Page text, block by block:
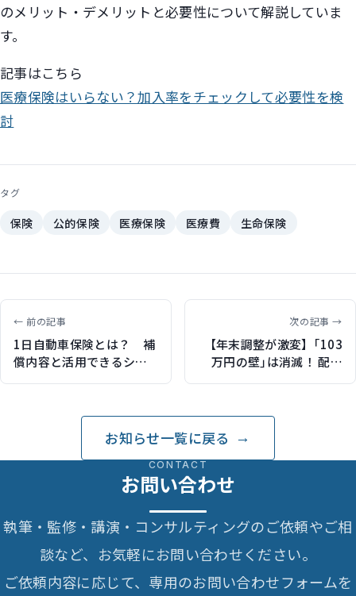
のメリット・デメリットと必要性について解説していま
す。
記事はこちら
医療保険はいらない？加入率をチェックして必要性を検
討
タグ
保険 公的保険 医療保険 医療費 生命保険
← 前の記事
1日自動車保険とは？ 補
償内容と活用できるシー
次の記事 →
【年末調整が激変】｢103
万円の壁｣は消滅！ 配偶
い”要チェックポイン
ト”（東洋経済オンライン
お知らせ一覧に戻る
CONTACT
お問い合わせ
執筆・監修・講演・コンサルティングのご依頼やご相
談など、お気軽にお問い合わせください。
ご依頼内容に応じて、専用のお問い合わせフォームを